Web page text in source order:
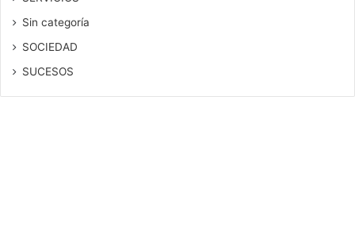
Sin categoría
SOCIEDAD
SUCESOS